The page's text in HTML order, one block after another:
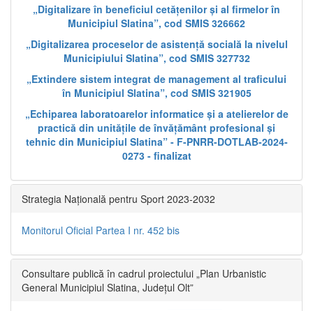
„Digitalizare în beneficiul cetățenilor și al firmelor în
Municipiul Slatina”, cod SMIS 326662
„Digitalizarea proceselor de asistență socială la nivelul
Municipiului Slatina”, cod SMIS 327732
„Extindere sistem integrat de management al traficului
în Municipiul Slatina”, cod SMIS 321905
„Echiparea laboratoarelor informatice și a atelierelor de
practică din unitățile de învățământ profesional și
tehnic din Municipiul Slatina” - F-PNRR-DOTLAB-2024-
0273 - finalizat
Strategia Națională pentru Sport 2023-2032
Monitorul Oficial Partea I nr. 452 bis
Consultare publică în cadrul proiectului „Plan Urbanistic
General Municipiul Slatina, Județul Olt”